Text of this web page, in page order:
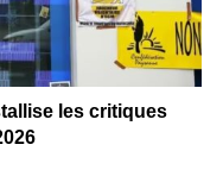
les critiques